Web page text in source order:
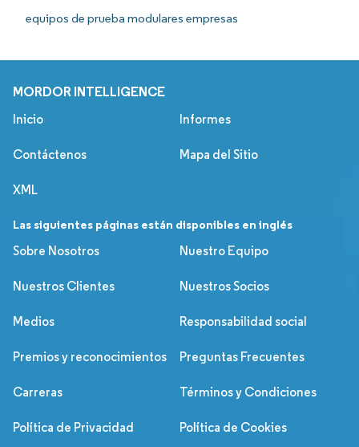
equipos de prueba modulares empresas
MORDOR INTELLIGENCE
Inicio Informes
Contáctenos Mapa del Sitio
XML
Las siguientes páginas están disponibles en inglés
Sobre Nosotros
Nuestro Equipo
Nuestros Clientes Nuestros Socios
Medios Responsabilidad social
Premios y reconocimientos Preguntas Frecuentes
Carreras Términos y Condiciones
Política de Privacidad Política de Cookies